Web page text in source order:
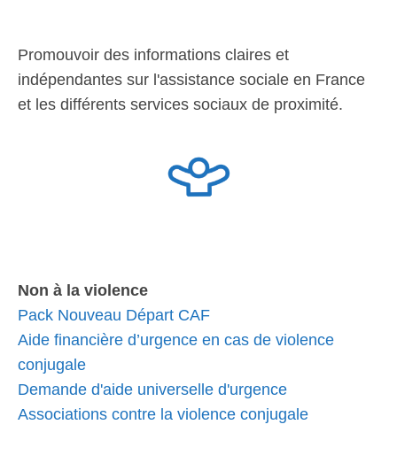
Promouvoir des informations claires et
indépendantes sur l'assistance sociale en France
et les différents services sociaux de proximité.
Non à la violence
Pack Nouveau Départ CAF
Aide financière d’urgence en cas de violence
conjugale
Demande d'aide universelle d'urgence
Associations contre la violence conjugale